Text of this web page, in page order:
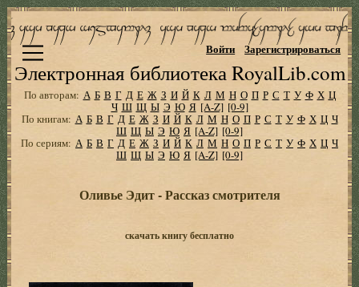
Электронная библиотека RoyalLib.com
Войти Зарегистрироваться
По авторам: А Б В Г Д Е Ж З И Й К Л М Н О П Р С Т У Ф Х Ц
Ч Ш Щ Ы Э Ю Я [A-Z] [0-9]
По книгам: А Б В Г Д Е Ж З И Й К Л М Н О П Р С Т У Ф Х Ц Ч
Ш Щ Ы Э Ю Я [A-Z] [0-9]
По сериям: А Б В Г Д Е Ж З И Й К Л М Н О П Р С Т У Ф Х Ц Ч
Ш Щ Ы Э Ю Я [A-Z] [0-9]
Оливье Эдит - Рассказ смотрителя
скачать книгу бесплатно